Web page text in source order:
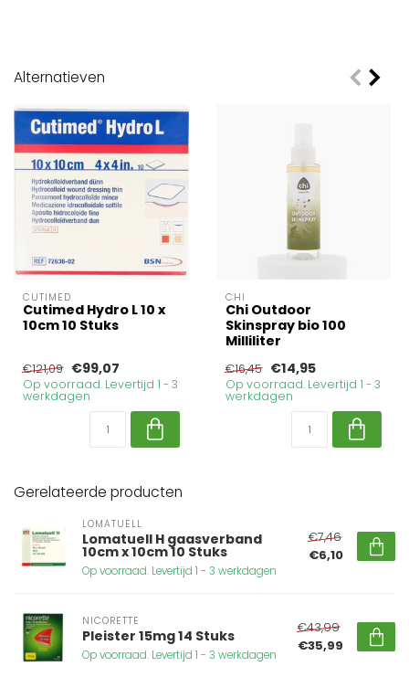
Alternatieven
CUTIMED
Cutimed Hydro L 10 x
10cm 10 Stuks
€121,09 €99,07
Op voorraad. Levertijd 1 - 3
werkdagen
CHI
Chi Outdoor
Skinspray bio 100
Milliliter
€16,45 €14,95
Op voorraad. Levertijd 1 - 3
werkdagen
Gerelateerde producten
LOMATUELL
Lomatuell H gaasverband
10cm x 10cm 10 Stuks
Op voorraad. Levertijd 1 - 3 werkdagen
€7,46
€6,10
NICORETTE
Pleister 15mg 14 Stuks
Op voorraad. Levertijd 1 - 3 werkdagen
€43,99
€35,99